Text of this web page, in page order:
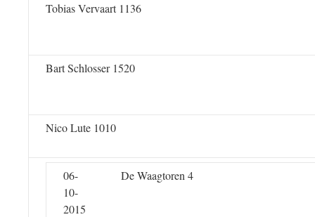
Tobias Vervaart 1136
Bart Schlosser 1520
Nico Lute 1010
06-
10-
2015
De Waagtoren 4